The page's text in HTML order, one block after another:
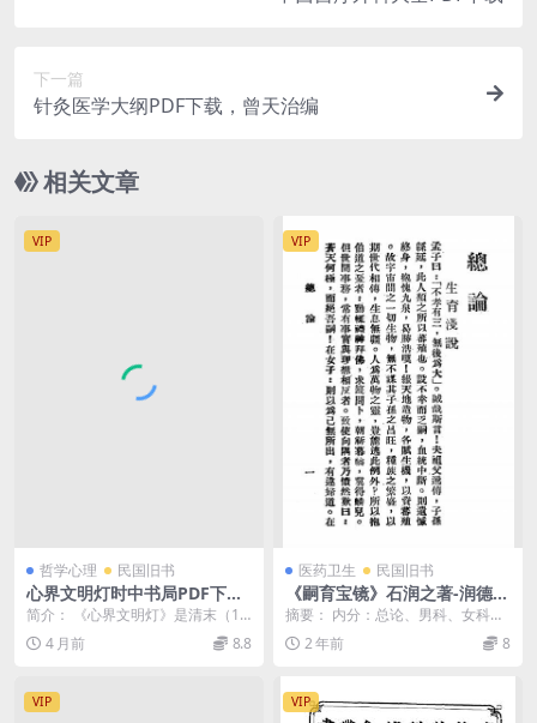
下一篇
针灸医学大纲PDF下载，曾天治编
相关文章
VIP
哲学心理 民国旧书
心界文明灯时中书局PDF下载,
近代心理学发展研究史料
简介： 《心界文明灯》是清末（19
03年，光绪二十九年）出版的一部
心理学讲义，由...
4 月前 8.8
VIP
医药卫生 民国旧书
《嗣育宝镜》石润之著-润德堂
药社-民国37[1948]-pdf古籍
下载
摘要： 内分：总论、男科、女科、
儿科4章。按100个专题介绍两性生
理卫生及育儿知...
2 年前 8
VIP VIP